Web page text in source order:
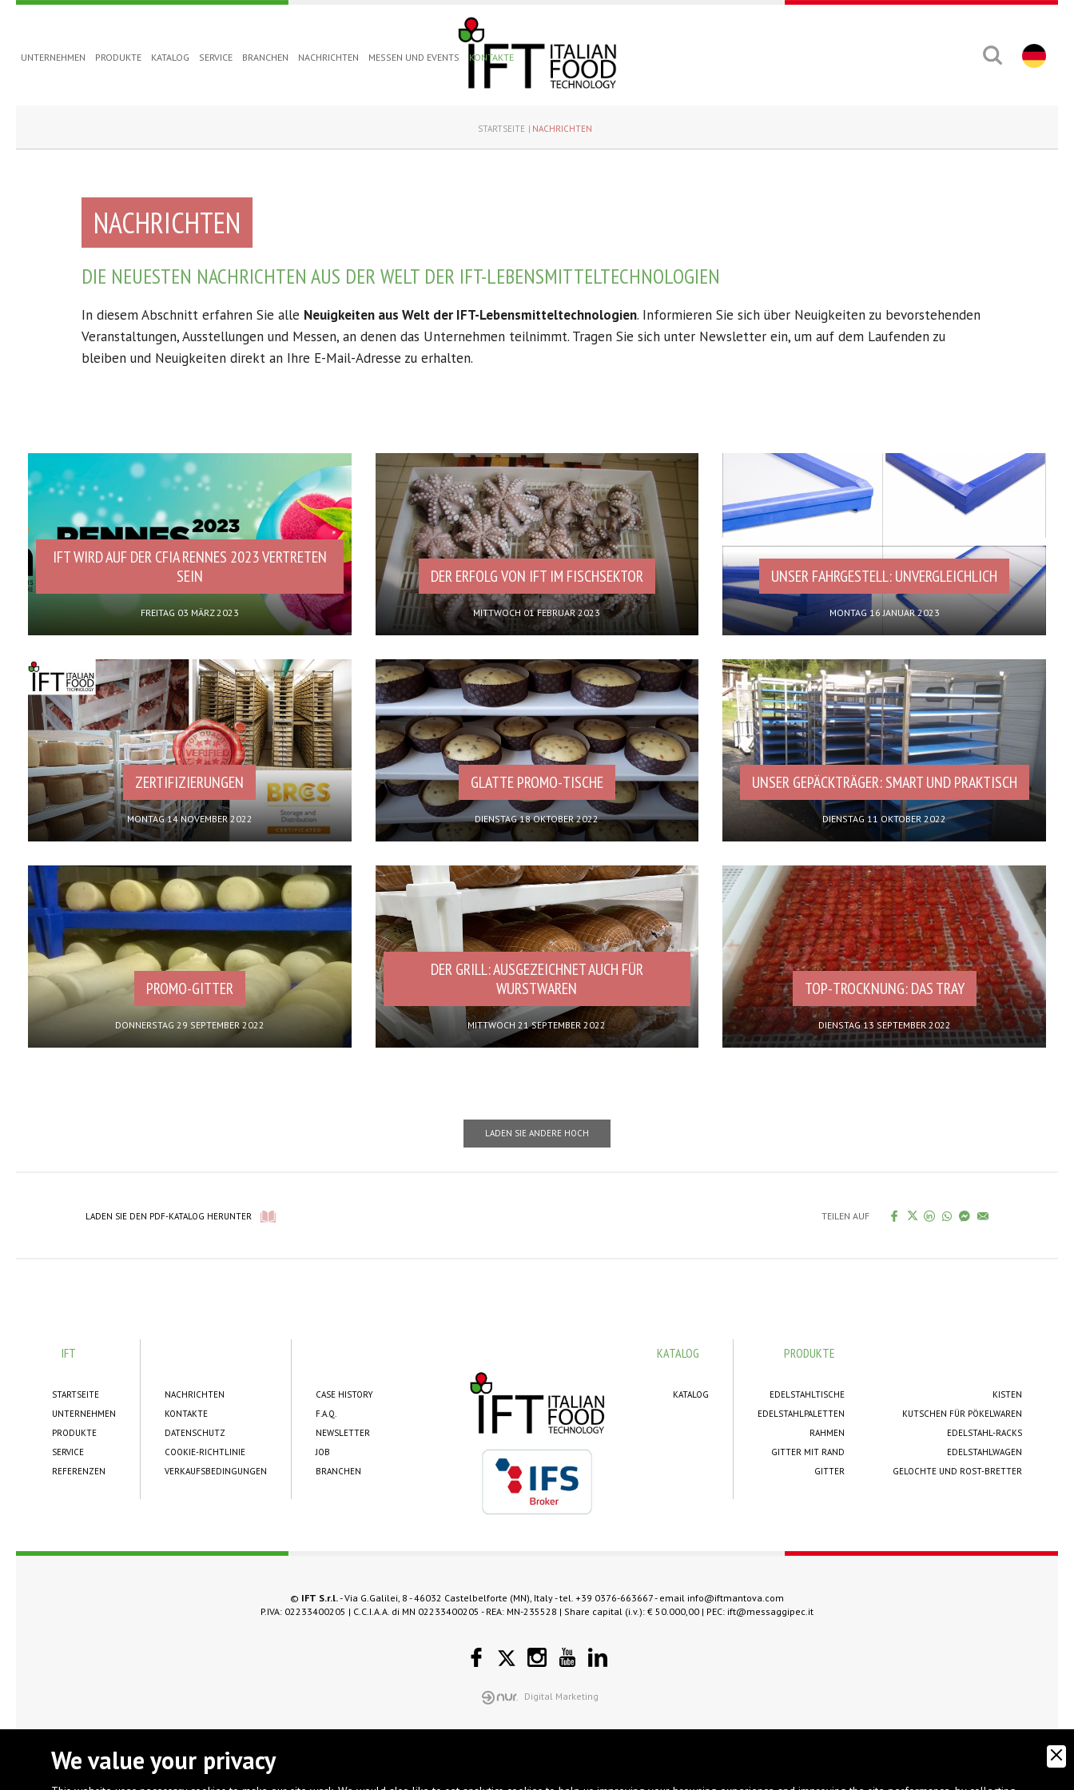
UNTERNEHMEN PRODUKTE KATALOG SERVICE BRANCHEN NACHRICHTEN MESSEN UND EVENTS KONTAKTE
STARTSEITE NACHRICHTEN
NACHRICHTEN
DIE NEUESTEN NACHRICHTEN AUS DER WELT DER IFT-LEBENSMITTELTECHNOLOGIEN
In diesem Abschnitt erfahren Sie alle Neuigkeiten aus Welt der IFT-Lebensmitteltechnologien. Informieren Sie sich über Neuigkeiten zu bevorstehenden
Veranstaltungen, Ausstellungen und Messen, an denen das Unternehmen teilnimmt. Tragen Sie sich unter Newsletter ein, um auf dem Laufenden zu
bleiben und Neuigkeiten direkt an Ihre E-Mail-Adresse zu erhalten.
IFT WIRD AUF DER CFIA RENNES 2023 VERTRETEN
SEIN
FREITAG 03 MÄRZ 2023
DER ERFOLG VON IFT IM FISCHSEKTOR
MITTWOCH 01 FEBRUAR 2023
UNSER FAHRGESTELL: UNVERGLEICHLICH
MONTAG 16 JANUAR 2023
ZERTIFIZIERUNGEN
MONTAG 14 NOVEMBER 2022
GLATTE PROMO-TISCHE
DIENSTAG 18 OKTOBER 2022
UNSER GEPÄCKTRÄGER: SMART UND PRAKTISCH
DIENSTAG 11 OKTOBER 2022
PROMO-GITTER
DONNERSTAG 29 SEPTEMBER 2022
DER GRILL: AUSGEZEICHNET AUCH FÜR
WURSTWAREN
MITTWOCH 21 SEPTEMBER 2022
TOP-TROCKNUNG: DAS TRAY
DIENSTAG 13 SEPTEMBER 2022
LADEN SIE ANDERE HOCH
LADEN SIE DEN PDF-KATALOG HERUNTER TEILEN AUF
IFT
STARTSEITE
UNTERNEHMEN
PRODUKTE
SERVICE
REFERENZEN
NACHRICHTEN
KONTAKTE
DATENSCHUTZ
COOKIE-RICHTLINIE
VERKAUFSBEDINGUNGEN
CASE HISTORY
F.A.Q.
NEWSLETTER
JOB
BRANCHEN
KISTEN
KUTSCHEN FÜR PÖKELWAREN
EDELSTAHL-RACKS
EDELSTAHLWAGEN
GELOCHTE UND ROST-BRETTER
PRODUKTE
EDELSTAHLTISCHE
EDELSTAHLPALETTEN
RAHMEN
GITTER MIT RAND
GITTER
KATALOG
KATALOG
© IFT S.r.l.- Via G.Galilei, 8 - 46032 Castelbelforte (MN), Italy - tel. +39 0376-663667- email info@iftmantova.com
P.IVA: 02233400205 | C.C.I.A.A. di MN 02233400205 - REA: MN-235528 | Share capital (i.v.): € 50.000,00 | PEC: ift@messaggipec.it
Digital Marketing
We value your privacy